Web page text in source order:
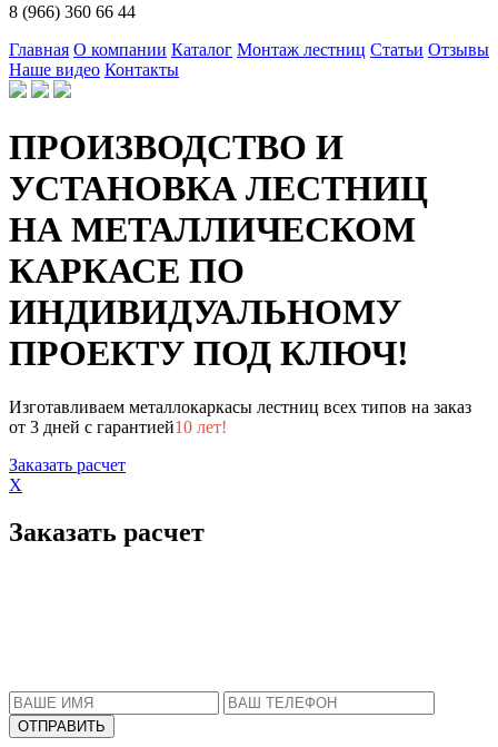
8 (966) 360 66 44
Главная О компании Каталог Монтаж лестниц Статьи Отзывы
Наше видео Контакты
ПРОИЗВОДСТВО И
УСТАНОВКА ЛЕСТНИЦ
НА МЕТАЛЛИЧЕСКОМ
КАРКАСЕ ПО
ИНДИВИДУАЛЬНОМУ
ПРОЕКТУ ПОД КЛЮЧ!
Изготавливаем металлокаркасы лестниц всех типов на заказ
от 3 дней с гарантией10 лет!
Заказать расчет
X
Заказать расчет